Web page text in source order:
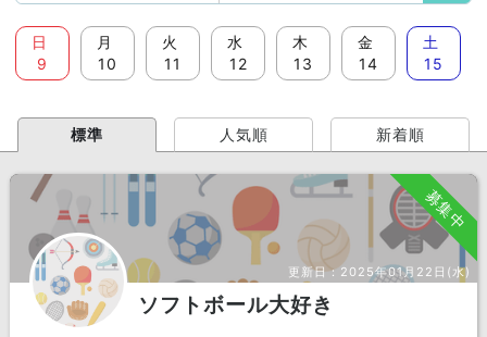
日
9
月
10
火
11
水
12
木
13
金
14
土
15
標準 人気順 新着順
募集中
更新日： 2025年01月22日(水)
ソフトボール大好き